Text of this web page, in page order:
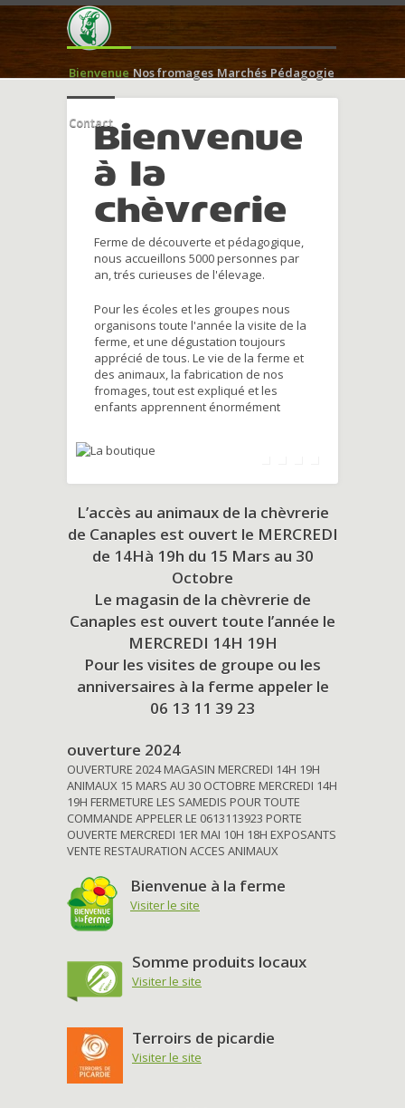
Bienvenue Nos fromages Marchés Pédagogie
ContactBienvenue
à la
chèvrerie
Ferme de découverte et pédagogique,
nous accueillons 5000 personnes par
an, trés curieuses de l'élevage.
Pour les écoles et les groupes nous
organisons toute l'année la visite de la
ferme, et une dégustation toujours
apprécié de tous. Le vie de la ferme et
des animaux, la fabrication de nos
fromages, tout est expliqué et les
enfants apprennent énormément
L’accès au animaux de la chèvrerie
de Canaples est ouvert le MERCREDI
de 14Hà 19h du 15 Mars au 30
Octobre
Le magasin de la chèvrerie de
Canaples est ouvert toute l’année le
MERCREDI 14H 19H
Pour les visites de groupe ou les
anniversaires à la ferme appeler le
06 13 11 39 23
ouverture 2024
OUVERTURE 2024 MAGASIN MERCREDI 14H 19H
ANIMAUX 15 MARS AU 30 OCTOBRE MERCREDI 14H
19H FERMETURE LES SAMEDIS POUR TOUTE
COMMANDE APPELER LE 0613113923 PORTE
OUVERTE MERCREDI 1ER MAI 10H 18H EXPOSANTS
VENTE RESTAURATION ACCES ANIMAUX
Bienvenue à la ferme
Visiter le site
Somme produits locaux
Visiter le site
Terroirs de picardie
Visiter le site